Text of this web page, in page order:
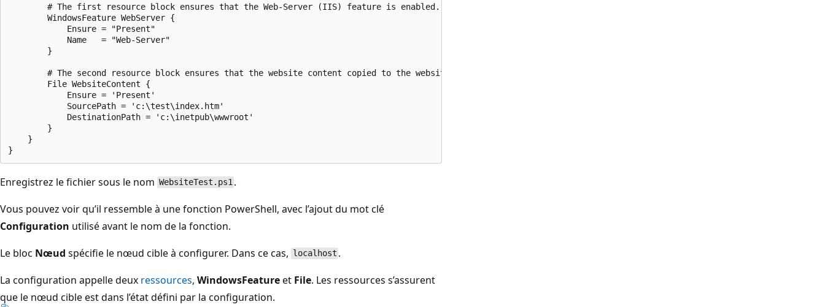
        # The first resource block ensures that the Web-Server (IIS) feature is enabled.
        WindowsFeature WebServer {
            Ensure = "Present"
            Name   = "Web-Server"
        }
        # The second resource block ensures that the website content copied to the website root folder.
        File WebsiteContent {
            Ensure = 'Present'
            SourcePath = 'c:\test\index.htm'
            DestinationPath = 'c:\inetpub\wwwroot'
        }
    }
Enregistrez le fichier sous le nom WebsiteTest.ps1 .
Vous pouvez voir qu’il ressemble à une fonction PowerShell, avec l’ajout du mot clé
Configuration utilisé avant le nom de la fonction.
Le bloc Nœud spécifie le nœud cible à configurer. Dans ce cas, localhost .
La configuration appelle deux ressources, WindowsFeatureet File. Les ressources s’assurent
que le nœud cible est dans l’état défini par la configuration.